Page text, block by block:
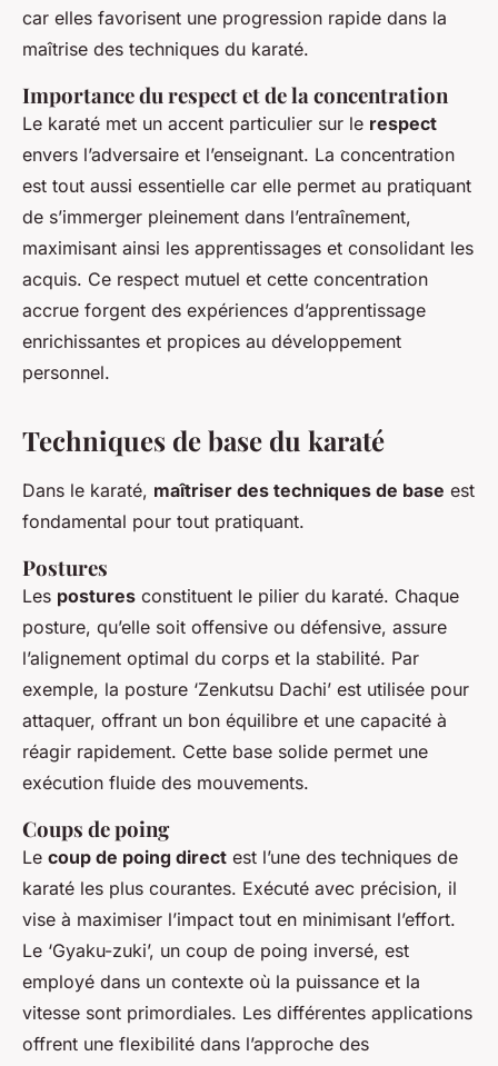
car elles favorisent une progression rapide dans la
maîtrise des techniques du karaté.
Importance du respect et de la concentration
Le karaté met un accent particulier sur le respect
envers l’adversaire et l’enseignant. La concentration
est tout aussi essentielle car elle permet au pratiquant
de s’immerger pleinement dans l’entraînement,
maximisant ainsi les apprentissages et consolidant les
acquis. Ce respect mutuel et cette concentration
accrue forgent des expériences d’apprentissage
enrichissantes et propices au développement
personnel.
Techniques de base du karaté
Dans le karaté, maîtriser des techniques de base est
fondamental pour tout pratiquant.
Postures
Les postures constituent le pilier du karaté. Chaque
posture, qu’elle soit offensive ou défensive, assure
l’alignement optimal du corps et la stabilité. Par
exemple, la posture ‘Zenkutsu Dachi’ est utilisée pour
attaquer, offrant un bon équilibre et une capacité à
réagir rapidement. Cette base solide permet une
exécution fluide des mouvements.
Coups de poing
Le coup de poing direct est l’une des techniques de
karaté les plus courantes. Exécuté avec précision, il
vise à maximiser l’impact tout en minimisant l’effort.
Le ‘Gyaku-zuki’, un coup de poing inversé, est
employé dans un contexte où la puissance et la
vitesse sont primordiales. Les différentes applications
offrent une flexibilité dans l’approche des